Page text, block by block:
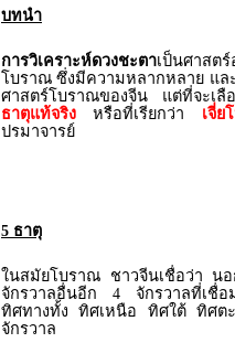
บทนำ
การวิเคราะห์ดวงชะตาเป็นศาสต
โบราณ ซึ่งมีความหลากหลาย แล
ศาสตร์โบราณของจีน แต่ที่จะเ
ธาตุแท้จริง หรือที่เรียกว่า เจี่ย
ปรมาจารย์
5 ธาตุ
ในสมัยโบราณ ชาวจีนเชื่อว่า นอ
จักรวาลอื่นอีก 4 จักรวาลที่เชื่อ
ทิศทางทั้ง ทิศเหนือ ทิศใต้ ทิศ
จักรวาล